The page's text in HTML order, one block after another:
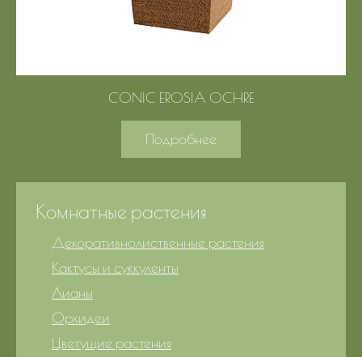
CONIC EROSIA OCHRE
Подробнее
Комнатные растения
Декоративнолиственные растения
Кактусы и суккуленты
Лианы
Орхидеи
Цветущие растения